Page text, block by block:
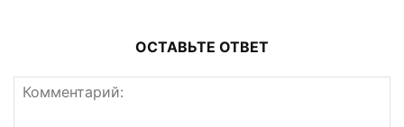
ОСТАВЬТЕ ОТВЕТ